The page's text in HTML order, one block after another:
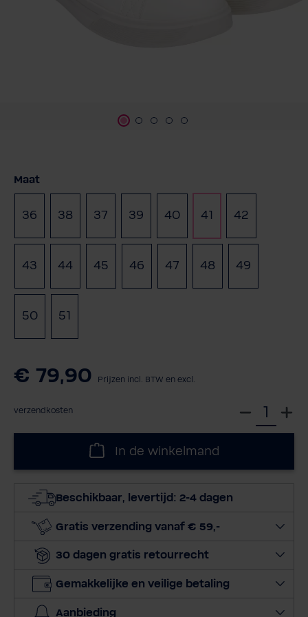
Selecteer
Maat
36 (Deze optie is momenteel niet beschikbaar.)
38 37 39 40 41 42
43 44 45 46 47 48 49
50 51
€ 79,90 Prijzen incl. BTW en excl.
verzendkosten
c
e
h
e
In de winkelmand
Beschikbaar, levertijd: 2-4 dagen
Gratis verzending vanaf € 59,-
30 dagen gratis retourrecht
Gemakkelijke en veilige betaling
Aanbieding